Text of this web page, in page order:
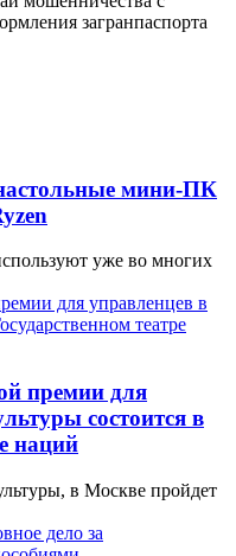
загранпаспорта
мини-ПК
уже во многих
премии для
состоится в
наций
в Москве пройдет